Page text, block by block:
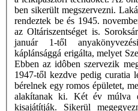
ben sikerült megszervezni.
rendeztek be és 1945.
az Oltáriszentséget is.
január 1-től
káplánsággá erigálta, melyet
Ebben az idôben szervezik
1947-től kezdve pedig curatia
bérelnek egy romos épületet,
alakítanak ki. Két év múlva
kisajátítják. Sikerül